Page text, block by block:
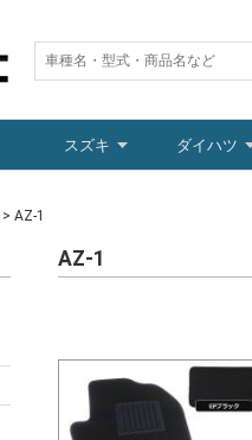
スズキ ダイハツ
> AZ-1
AZ-1